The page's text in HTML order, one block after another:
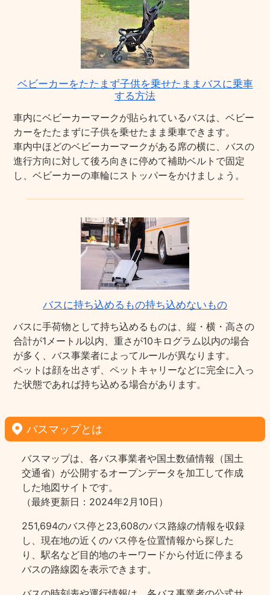
ベビーカーをたたまず子供を乗せたままバスに乗車
する方法
車内にベビーカーマークが貼られているバスは、ベビー
カーをたたまずに子供を乗せたまま乗車できます。
車内中ほどのベビーカーマークがある席の横に、バスの
進行方向に対して後ろ向きに停めて補助ベルトで固定
し、ベビーカーの車輪にストッパーをかけましょう。
バスに持ち込めるもの持ち込めないもの
バスに手荷物として持ち込めるものは、縦・横・高さの
合計が1メートル以内、重さが10キログラム以内の場合
が多く、バス事業者によってルールが異なります。
ペットは顔を出さず、ペットキャリーなどに完全に入っ
た状態であれば持ち込める場合があります。
バスマップとは
バスマップは、各バス事業者や国土数値情報（国土
交通省）が公開するオープンデータを加工して作成
した地図サイトです。
（最終更新日：2024年2月10日）
251,694のバス停と23,608のバス路線の情報を収録
し、現在地の近くのバス停を位置情報から探した
り、駅名など目的地のキーワードから付近に停まる
バスの路線図を表示できます。